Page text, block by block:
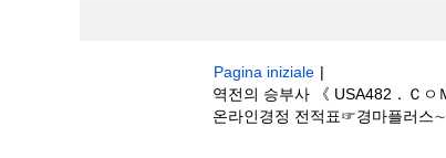
Pagina iniziale |
역전의 승부사 《 USA482．Ｃ
온라인경정 전적표☞경마플러스